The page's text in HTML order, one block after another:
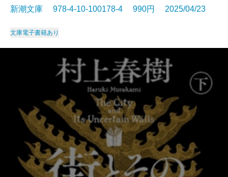
新潮文庫 978-4-10-100178-4 990円 2025/04/23
文庫電子書籍あり